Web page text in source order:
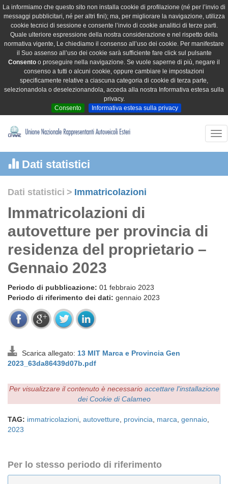
La informiamo che questo sito non installa cookie di profilazione (né per l’invio di
messaggi pubblicitari, né per altri fini); ma, per migliorare la navigazione, utilizza
cookie tecnici di sessione e consente l’invio di cookie analitici di terze parti.
Quale ulteriore espressione della nostra considerazione e nel rispetto della
normativa vigente, Le chiediamo il consenso all’uso dei cookie. Per manifestare
il Suo assenso all’uso dei cookie sarà sufficiente fare click sul pulsante
Consento o proseguire nella navigazione. Se vuole saperne di più, negare il
consenso a tutti o alcuni cookie, oppure cambiare le impostazioni
specificamente relative a ciascuna categoria di cookie di terza parte,
selezionandola o deselezionandola, acceda alla nostra Informativa estesa sulla
privacy.
Consento
Informativa estesa sulla privacy
Dati statistici
Dati statistici > Immatricolazioni
Immatricolazioni di
autovetture per provincia di
residenza del proprietario –
Gennaio 2023
Periodo di pubblicazione: 01 febbraio 2023
Periodo di riferimento dei dati: gennaio 2023
Scarica allegato: 13 MIT Marca e Provincia Gen
2023_63da86439d07b.pdf
Per visualizzare il contenuto è necessario accettare l'installazione
dei Cookie di Calameo
TAG: immatricolazioni autovetture provincia marca gennaio
2023
Per lo stesso periodo di riferimento